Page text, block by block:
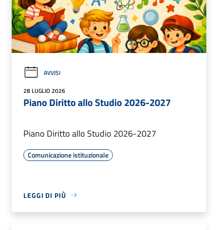
AVVISI
28 LUGLIO 2026
Piano Diritto allo Studio 2026-2027
Piano Diritto allo Studio 2026-2027
Comunicazione istituzionale
LEGGI DI PIÙ